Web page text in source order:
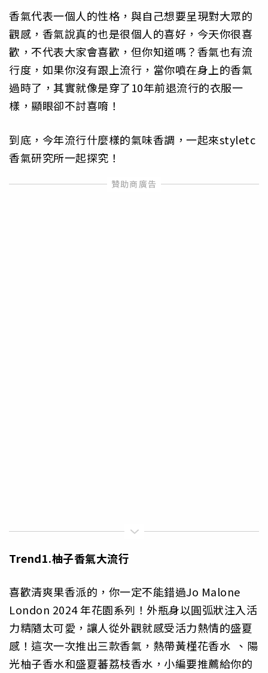
香氣代表一個人的性格，與自己想要呈現對大眾的
觀感，香氣說真的也是很個人的喜好，今天你很喜
歡，不代表大家會喜歡，但你知道嗎？香氣也有流
行度，如果你沒有跟上流行，當你噴在身上的香氣
過時了，其實就像是穿了10年前退流行的衣服一
樣，顯眼卻不討喜唷！
到底，今年流行什麼樣的氣味香調，一起來styletc
香氣研究所一起探究！
Trend1.柚子香氣大流行
喜歡清爽果香派的，你一定不能錯過Jo Malone
London 2024 年花園系列！外瓶身以圓弧狀注入活
力精隨太可愛，讓人從外觀就感受活力熱情的盛夏
感！這次一次推出三款香氣，熱帶黃槿花香水 、陽
光柚子香水和盛夏蕃荔枝香水，小編要推薦給你的